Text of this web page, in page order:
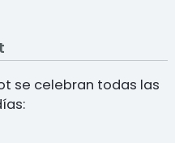
se celebran todas las